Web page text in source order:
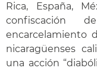
Rica, España,
confiscación
encarcelamiento
nicaragüenses
una acción